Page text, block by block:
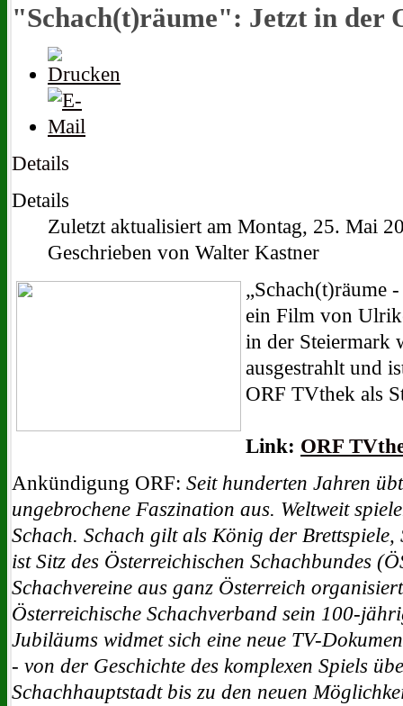
"Schach(t)räume": Jetzt in der
Details
Details
Zuletzt aktualisiert am Montag, 25. Mai
Geschrieben von Walter Kastner
„Schach(t)räume
ein Film von
in der Steiermark
ausgestrahlt und
ORF TVthek als
Link: ORF
Ankündigung ORF: Seit hunderten Jahren
ungebrochene Faszination aus. Weltweit
Schach. Schach gilt als König der
ist Sitz des Österreichischen Schachbundes
Schachvereine aus ganz Österreich
Österreichische Schachverband sein 100-
Jubiläums widmet sich eine neue TV-
- von der Geschichte des komplexen Spiels
Schachhauptstadt bis zu den neuen